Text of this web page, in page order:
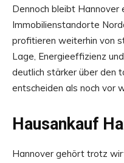
Dennoch bleibt
Immobilienstandorte
profitieren weiterhin von
Lage, Energieeffizienz
deutlich stärker über den
entscheiden als noch vor
Hausankauf
Hannover gehört trotz